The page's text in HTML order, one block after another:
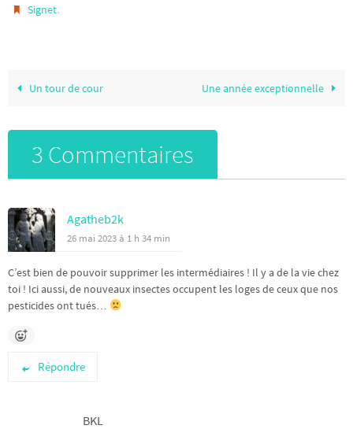
Signet.
Un tour de cour Une année exceptionnelle
3 Commentaires
Agatheb2k
26 mai 2023 à 1 h 34 min
C’est bien de pouvoir supprimer les intermédiaires ! Il y a de la vie chez
toi ! Ici aussi, de nouveaux insectes occupent les loges de ceux que nos
pesticides ont tués…
Répondre
BKL